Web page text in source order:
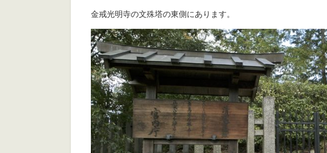
金戒光明寺の文殊塔の東側にあります。